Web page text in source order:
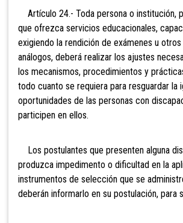
Artículo 24.- Toda persona o institución,
que ofrezca servicios educacionales,
exigiendo la rendición de exámenes u
análogos, deberá realizar los ajustes
los mecanismos, procedimientos y
todo cuanto se requiera para resguardar la
oportunidades de las personas con
participen en ellos.
Los postulantes que presenten alguna
produzca impedimento o dificultad en la
instrumentos de selección que se
deberán informarlo en su postulación, para